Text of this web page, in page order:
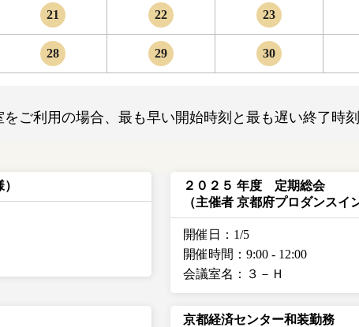
21 22 23
28 29 30
ご利用の場合、最も早い開始時刻と最も遅い終了時
２０２５ 年度 定期総会
（主催者 京都府プロダンスイ
開催日：1/5
開催時間：9:00 - 12:00
会議室名：３－Ｈ
京都経済センター和装勤務